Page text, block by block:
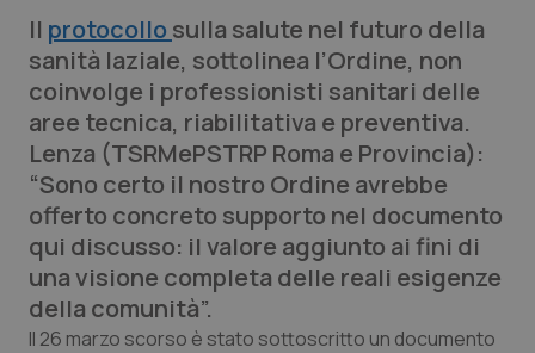
Lettere al direttore
Edizioni Regionali
QS Pro
Professionisti Sanitari.AI
Abruzzo
Basilicata
QS Pro Gold
Artrite & artrosi
QS Club Newsletter
Il protocollo sulla salute nel futuro della
sanità laziale, sottolinea l’Ordine, non
coinvolge i professionisti sanitari delle
aree tecnica, riabilitativa e preventiva.
Lenza (TSRMePSTRP Roma e Provincia):
“Sono certo il nostro Ordine avrebbe
offerto concreto supporto nel documento
qui discusso: il valore aggiunto ai fini di
una visione completa delle reali esigenze
della comunità”.
Il 26 marzo scorso è stato sottoscritto un documento